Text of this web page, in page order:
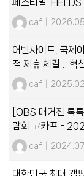
페스티벌
caf
어반사이드, 국제
적 제휴 체결… 혁
caf
[OBS 매거진 톡
람회 고카프 -
caf
대한민국 최대 캠